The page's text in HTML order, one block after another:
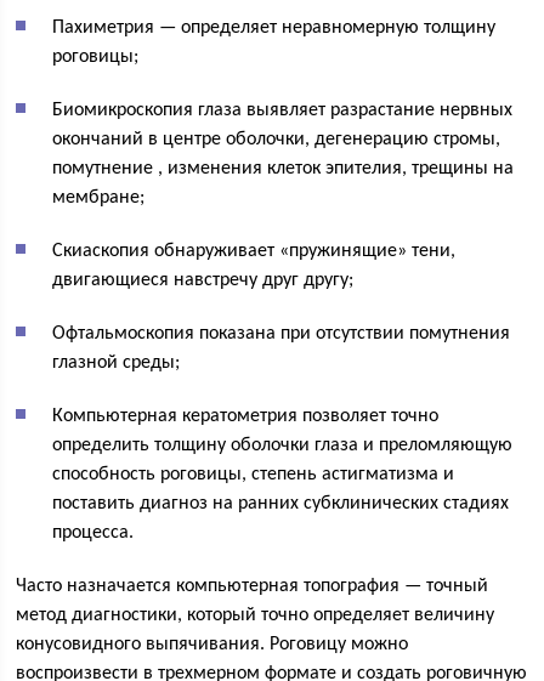
Пахиметрия — определяет неравномерную толщину
роговицы;
Биомикроскопия глаза выявляет разрастание нервных
окончаний в центре оболочки, дегенерацию стромы,
помутнение , изменения клеток эпителия, трещины на
мембране;
Скиаскопия обнаруживает «пружинящие» тени,
двигающиеся навстречу друг другу;
Офтальмоскопия показана при отсутствии помутнения
глазной среды;
Компьютерная кератометрия позволяет точно
определить толщину оболочки глаза и преломляющую
способность роговицы, степень астигматизма и
поставить диагноз на ранних субклинических стадиях
процесса.
Часто назначается компьютерная топография — точный
метод диагностики, который точно определяет величину
конусовидного выпячивания. Роговицу можно
воспроизвести в трехмерном формате и создать роговичную